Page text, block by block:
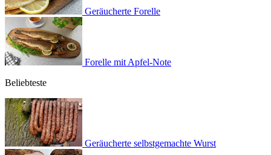
Geräucherte Forelle
Forelle mit Apfel-Note
Beliebteste
Geräucherte selbstgemachte Wurst